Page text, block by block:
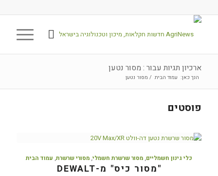
ארכיון תגיות עבור : מסור נטען
הנך כאן: עמוד הבית / מסור נטען
פוסטים
כלי גינון חשמליים, מסור שרשרת חשמלי, מסורי שרשרת, עמוד הבית
"מסור כיס" מ-DEWALT